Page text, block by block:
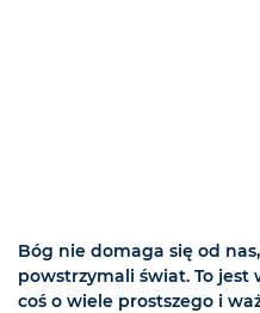
Bóg nie domaga się od
powstrzymali świat. To jest
coś o wiele prostszego i